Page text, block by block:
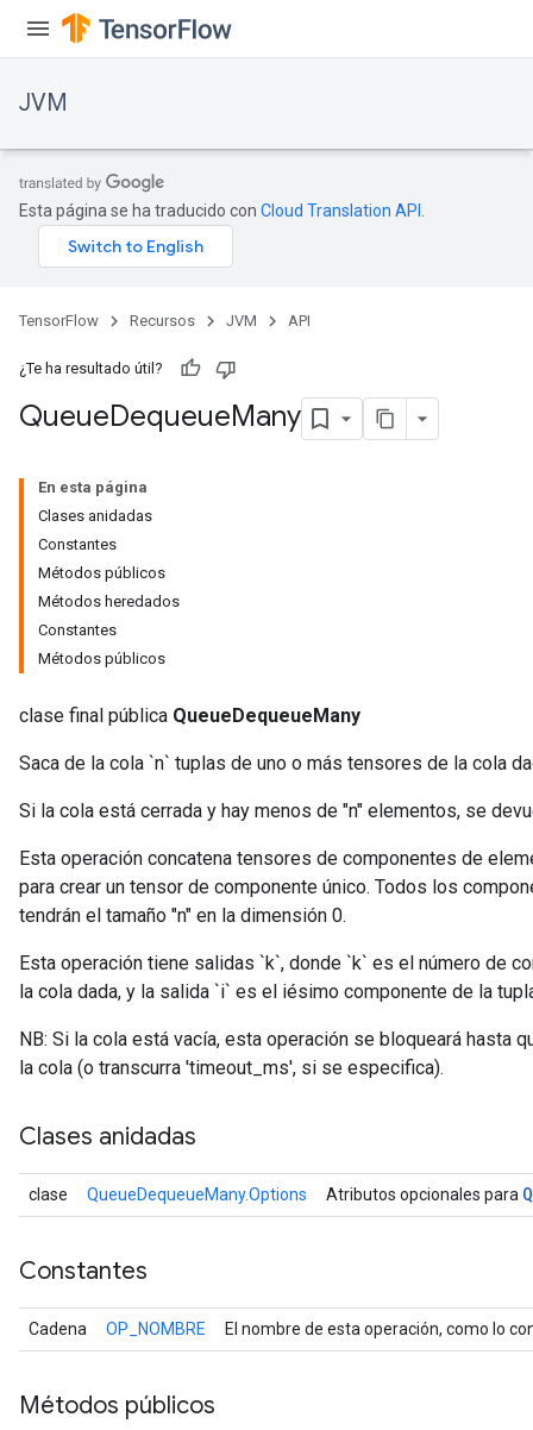
JVM
Esta página se ha traducido con Cloud Translation API
TensorFlow Recursos JVM API
¿Te ha resultado útil?
QueueDequeueMany
En esta página
Clases anidadas
Constantes
Métodos públicos
Métodos heredados
Constantes
Métodos públicos
clase final pública QueueDequeueMany
Saca de la cola `n` tuplas de uno o más tensores de la cola
Si la cola está cerrada y hay menos de "n" elementos, se
Esta operación concatena tensores de componentes de
para crear un tensor de componente único. Todos los
tendrán el tamaño "n" en la dimensión 0.
Esta operación tiene salidas `k`, donde `k` es el número de
la cola dada, y la salida `i` es el iésimo componente de la
NB: Si la cola está vacía, esta operación se bloqueará hasta
la cola (o transcurra 'timeout_ms', si se especifica).
Clases anidadas
clase QueueDequeueMany.Options Atributos opcionales para
Constantes
Cadena OP_NOMBRE El nombre de esta operación, como lo
Métodos públicos